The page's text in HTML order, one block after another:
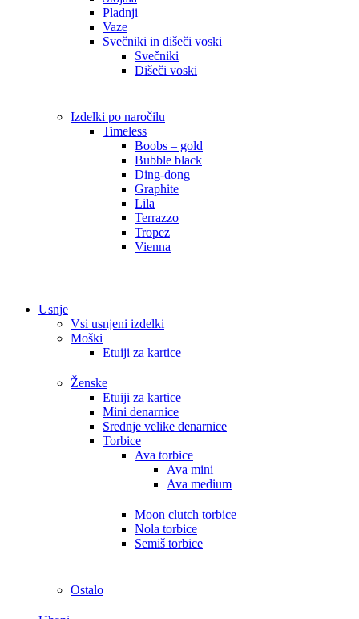
Pladnji
Vaze
Svečniki in dišeči voski
Svečniki
Dišeči voski
Izdelki po naročilu
Timeless
Boobs – gold
Bubble black
Ding-dong
Graphite
Lila
Terrazzo
Tropez
Vienna
Usnje
Vsi usnjeni izdelki
Moški
Etuiji za kartice
Ženske
Etuiji za kartice
Mini denarnice
Srednje velike denarnice
Torbice
Ava torbice
Ava mini
Ava medium
Moon clutch torbice
Nola torbice
Semiš torbice
Ostalo